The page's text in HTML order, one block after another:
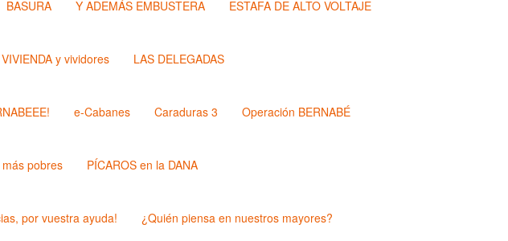
BASURA Y ADEMÁS EMBUSTERA ESTAFA DE ALTO VOLTAJE
VIVIENDA y vividores LAS DELEGADAS
e-Cabanes Caraduras 3 Operación BERNABÉ
más pobres PÍCAROS en la DANA
por vuestra ayuda! ¿Quién piensa en nuestros mayores?